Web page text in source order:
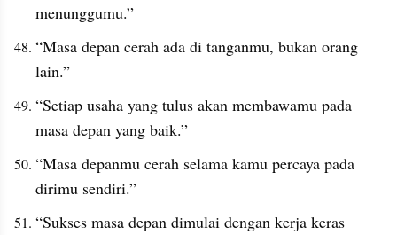
menunggumu.”
“Masa depan cerah ada di tanganmu, bukan orang
lain.”
“Setiap usaha yang tulus akan membawamu pada
masa depan yang baik.”
“Masa depanmu cerah selama kamu percaya pada
dirimu sendiri.”
“Sukses masa depan dimulai dengan kerja keras